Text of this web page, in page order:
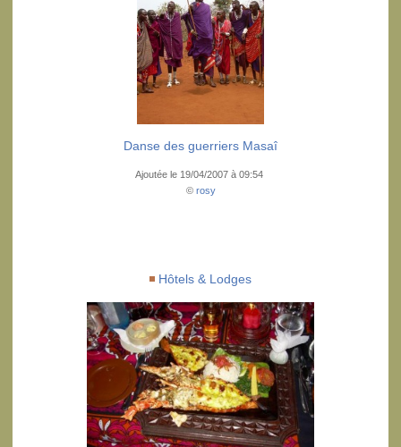
Danse des guerriers Masaî
Ajoutée le 19/04/2007 à 09:54
© rosy
Hôtels & Lodges